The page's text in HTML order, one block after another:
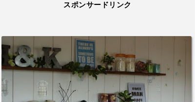
スポンサードリンク